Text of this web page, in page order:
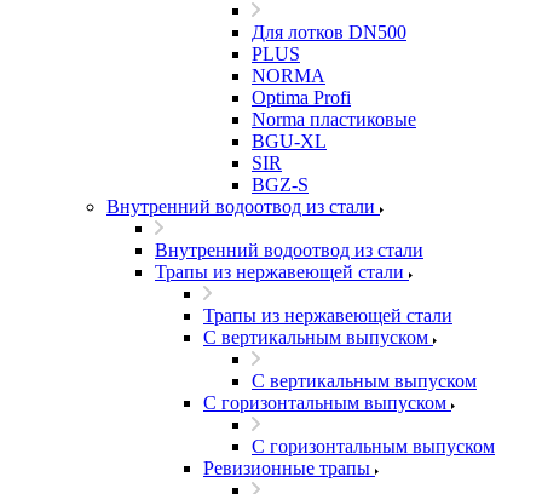
Для лотков DN500
PLUS
NORMA
Optima Profi
Norma пластиковые
BGU-XL
SIR
BGZ-S
Внутренний водоотвод из стали
Внутренний водоотвод из стали
Трапы из нержавеющей стали
Трапы из нержавеющей стали
С вертикальным выпуском
С вертикальным выпуском
С горизонтальным выпуском
С горизонтальным выпуском
Ревизионные трапы